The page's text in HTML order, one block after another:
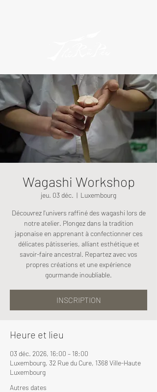
Wagashi Workshop
jeu. 03 déc.
  |
Luxembourg
Découvrez l'univers raffiné des wagashi lors de
notre atelier. Plongez dans la tradition
japonaise en apprenant à confectionner ces
délicates pâtisseries, alliant esthétique et
savoir-faire ancestral. Repartez avec vos
propres créations et une expérience
gourmande inoubliable.
INSCRIPTION
Heure et lieu
03 déc. 2026, 16:00 – 18:00
Luxembourg, 32 Rue du Cure, 1368 Ville-Haute
Luxembourg
Autres dates